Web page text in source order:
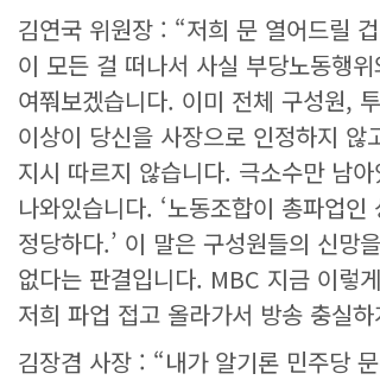
김연국 위원장 : “저희 문 열어드릴
이 모든 걸 떠나서 사실 부당노동행
여쭤보겠습니다. 이미 전체 구성원,
이상이 당신을 사장으로 인정하지
지시 따르지 않습니다. 극소수만 남
나와있습니다. ‘노동조합이 총파업
정당하다.’ 이 말은 구성원들의 신망
없다는 판결입니다. MBC 지금 이렇
저희 파업 접고 올라가서 방송 충실
김장겸 사장 : “내가 알기론 민주당